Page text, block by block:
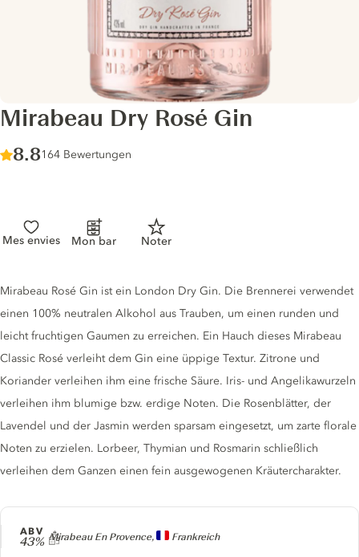
Mirabeau Dry Rosé Gin
Score :
8.8/ 10
164 Bewertungen
Mes envies Mon bar Noter
Producer
Mirabeau En Provence, Frankreich
ABV
43%
Gin description
Mirabeau Rosé Gin ist ein London Dry Gin. Die Brennerei verwendet
einen 100% neutralen Alkohol aus Trauben, um einen runden und
leicht fruchtigen Gaumen zu erreichen. Ein Hauch dieses Mirabeau
Classic Rosé verleiht dem Gin eine üppige Textur. Zitrone und
Koriander verleihen ihm eine frische Säure. Iris- und Angelikawurzeln
verleihen ihm blumige bzw. erdige Noten. Die Rosenblätter, der
Lavendel und der Jasmin werden sparsam eingesetzt, um zarte florale
Noten zu erzielen. Lorbeer, Thymian und Rosmarin schließlich
verleihen dem Ganzen einen fein ausgewogenen Kräutercharakter.